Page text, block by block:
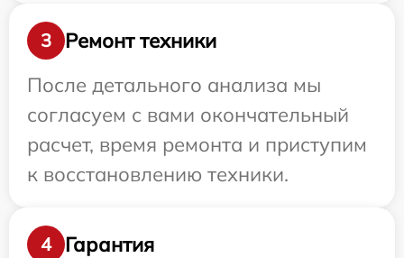
3
Ремонт техники
После детального анализа мы
согласуем с вами окончательный
расчет, время ремонта и приступим
к восстановлению техники.
4
Гарантия